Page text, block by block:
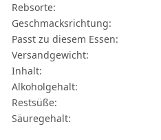
Rebsorte:
Geschmacksrichtung:
Passt zu diesem Essen:
Versandgewicht:
Inhalt:
Alkoholgehalt:
Restsüße:
Säuregehalt: